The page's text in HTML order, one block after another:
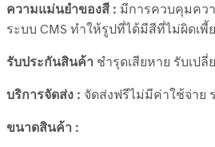
ความแม่นยำของสี : มีการควบคุมคว
ระบบ CMS ทำให้รูปที่ได้มีสีที่ไม่ผิดเพี้
รับประกันสินค้า ชำรุดเสียหาย รับเป
บริการจัดส่ง : จัดส่งฟรีไม่มีค่าใช้จ่าย
ขนาดสินค้า :